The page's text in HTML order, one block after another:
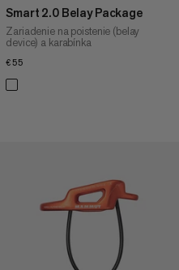
Smart 2.0 Belay Package
Zariadenie na poistenie (belay
device) a karabínka
€55